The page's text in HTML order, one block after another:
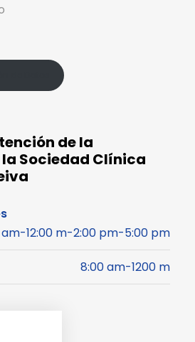
de la
la Sociedad Clínica
am-12:00 m-2:00 pm-5:00 pm
8:00 am-1200 m